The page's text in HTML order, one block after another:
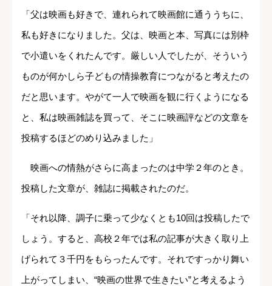
「父は映画も好きで、連れられて映画館に通ううちに、
私も好きになりました。父は、映画と本、写真には別枠
で小遣いをくれたんです。厳しい人でしたが、そういう
ものが何かしら子どもの情操教育につながると考えたの
だと思います。やがて一人で映画を観に行くようになる
と、私は映画雑誌を買って、そこに映画評などの文章を
投稿するほどのめり込みました」
映画への情熱がさらに高まったのは中学２年のとき。
投稿した文章が、雑誌に掲載されたのだ。
「それ以降、調子に乗って少なくとも10回は投稿したで
しょう。すると、高校２年では私の記事が大きく取り上
げられて３千円をもらったんです。それですっかり舞い
上がってしまい、“映画の世界で生きたい”と考えるよう